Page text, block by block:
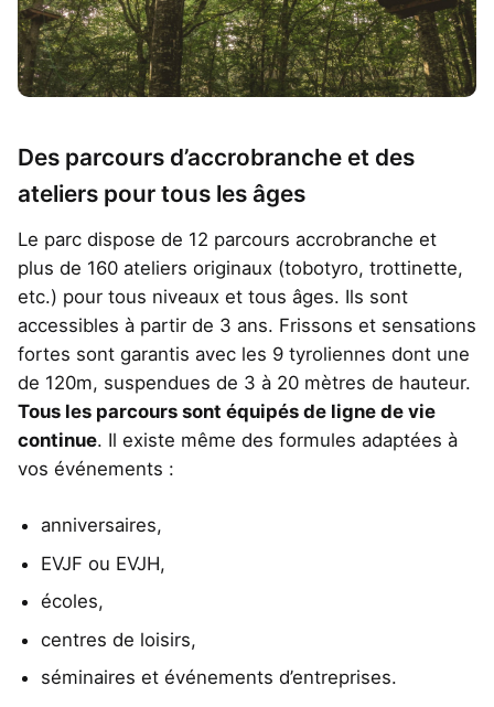
Des parcours d’accrobranche et des
ateliers pour tous les âges
Le parc dispose de 12 parcours accrobranche et
plus de 160 ateliers originaux (tobotyro, trottinette,
etc.) pour tous niveaux et tous âges. Ils sont
accessibles à partir de 3 ans. Frissons et sensations
fortes sont garantis avec les 9 tyroliennes dont une
de 120m, suspendues de 3 à 20 mètres de hauteur.
Tous les parcours sont équipés de ligne de vie
continue. Il existe même des formules adaptées à
vos événements :
anniversaires,
EVJF ou EVJH,
écoles,
centres de loisirs,
séminaires et événements d’entreprises.